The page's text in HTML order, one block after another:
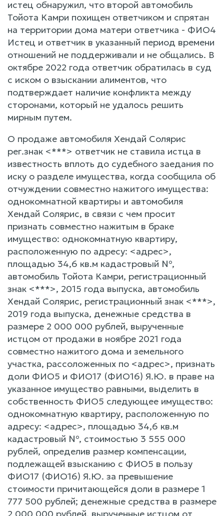
истец обнаружил, что второй автомобиль
Тойота Камри похищен ответчиком и спрятан
на территории дома матери ответчика - ФИО4
Истец и ответчик в указанный период времени
отношений не поддерживали и не общались. В
октябре 2022 года ответчик обратилась в суд
с иском о взыскании алиментов, что
подтверждает наличие конфликта между
сторонами, который не удалось решить
мирным путем.
О продаже автомобиля Хендай Солярис
рег.знак <***> ответчик не ставила истца в
известность вплоть до судебного заедания по
иску о разделе имущества, когда сообщила об
отчуждении совместно нажитого имущества:
однокомнатной квартиры и автомобиля
Хендай Солярис, в связи с чем просит
признать совместно нажитым в браке
имущество: однокомнатную квартиру,
расположенную по адресу: <адрес>,
площадью 34,6 кв.м кадастровый №,
автомобиль Тойота Камри, регистрационный
знак <***>, 2015 года выпуска, автомобиль
Хендай Солярис, регистрационный знак <***>,
2019 года выпуска, денежные средства в
размере 2 000 000 рублей, вырученные
истцом от продажи в ноябре 2021 года
совместно нажитого дома и земельного
участка, рассоложенных по <адрес>, признать
доли ФИО5 и ФИО17 (ФИО16) Я.Ю. в праве на
указанное имущество равными, выделить в
собственность ФИО5 следующее имущество:
однокомнатную квартиру, расположенную по
адресу: <адрес>, площадью 34,6 кв.м
кадастровый №, стоимостью 3 555 000
рублей, определив размер компенсации,
подлежащей взысканию с ФИО5 в пользу
ФИО17 (ФИО16) Я.Ю. за превышение
стоимости причитающейся доли в размере 1
777 500 рублей; денежные средства в размере
2 000 000 рублей, вырученные истцом от